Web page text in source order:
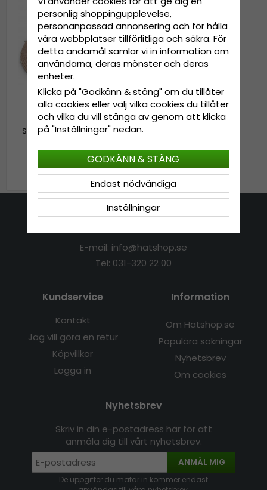
Solskärm - Gårda Allegra
299 kr
E-mail: info@hatshop.se
Tel: 031-320 22 00
Kundservice
Kontakt
Jag vill göra en retur
Köpvillkor
Logga in
Information
Om Hatshop.se
Populära sökningar
Nyhetsbrev
Om cookies
Nyhetsbrev
Skriv in din e-postadress här för att
anmäla dig till vårt nyhetsbrev.
ANMÄL MIG
De uppgifter du matar in kommer endast
personlig shoppingupplevelse,
personanpassad annonsering och för hålla
våra webbplatser tillförlitliga och säkra. För
detta ändamål samlar vi in information om
användarna, deras mönster och deras
enheter.
Klicka på "Godkänn & stäng" om du tillåter
alla cookies eller välj vilka cookies du tillåter
och vilka du vill stänga av genom att klicka
på "Inställningar" nedan.
Inställningar
Endast nödvändiga
GODKÄNN & STÄNG